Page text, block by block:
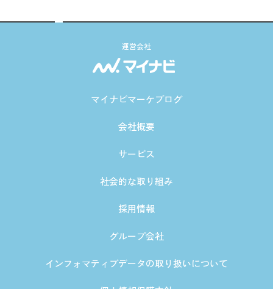
運営会社
マイナビマーケブログ
会社概要
サービス
社会的な取り組み
採用情報
グループ会社
インフォマティブデータの取り扱いについて